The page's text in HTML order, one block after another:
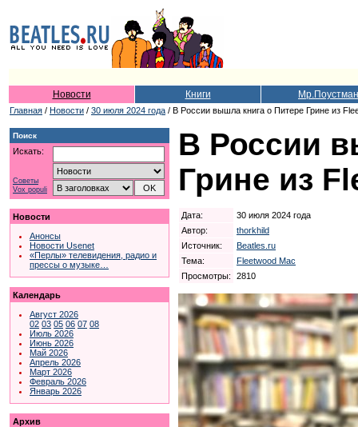
Новости Книги Мр.Поустман
Главная / Новости / 30 июля 2024 года / В России вышла книга о Питере Грине из
Поиск
Искать:
Советы
Vox populi
Новости
Анонсы
Новости Usenet
«Перлы» телевидения, радио и
прессы о музыке…
Календарь
Август 2026
02 03 05 06 07 08
Июль 2026
Июнь 2026
Май 2026
Апрель 2026
Март 2026
Февраль 2026
Январь 2026
Архив
В России
Грине из
Дата:
30 июля 2024 года
Автор:
thorkhild
Источник:
Beatles.ru
Тема:
Fleetwood Mac
Просмотры:
2810